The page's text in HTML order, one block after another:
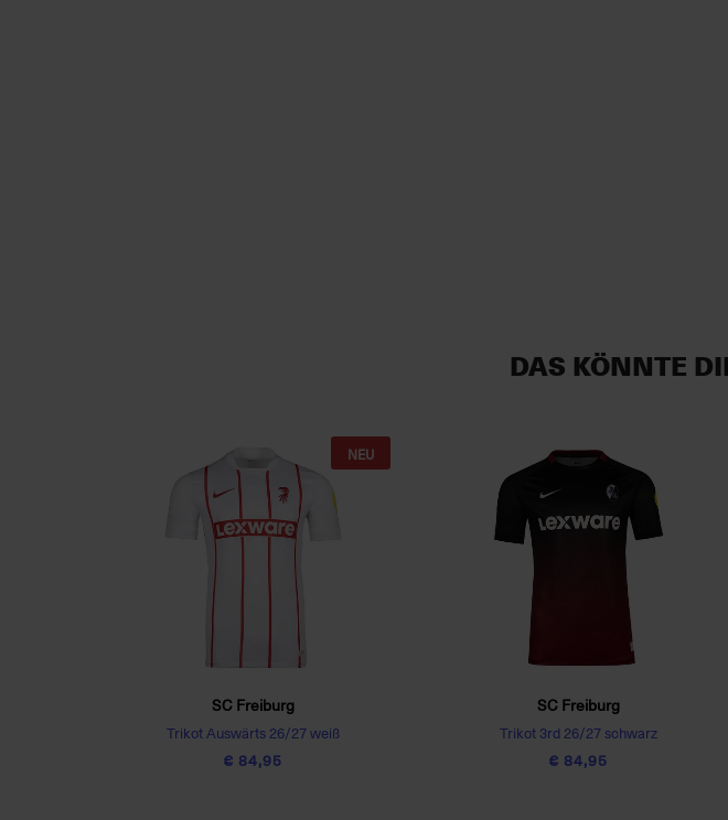
DAS KÖNNTE
SC Freiburg
Trikot Auswärts 26/27 weiß
€ 84,95
NEU
SC Freiburg
Trikot 3rd 26/27 schwarz
€ 84,95